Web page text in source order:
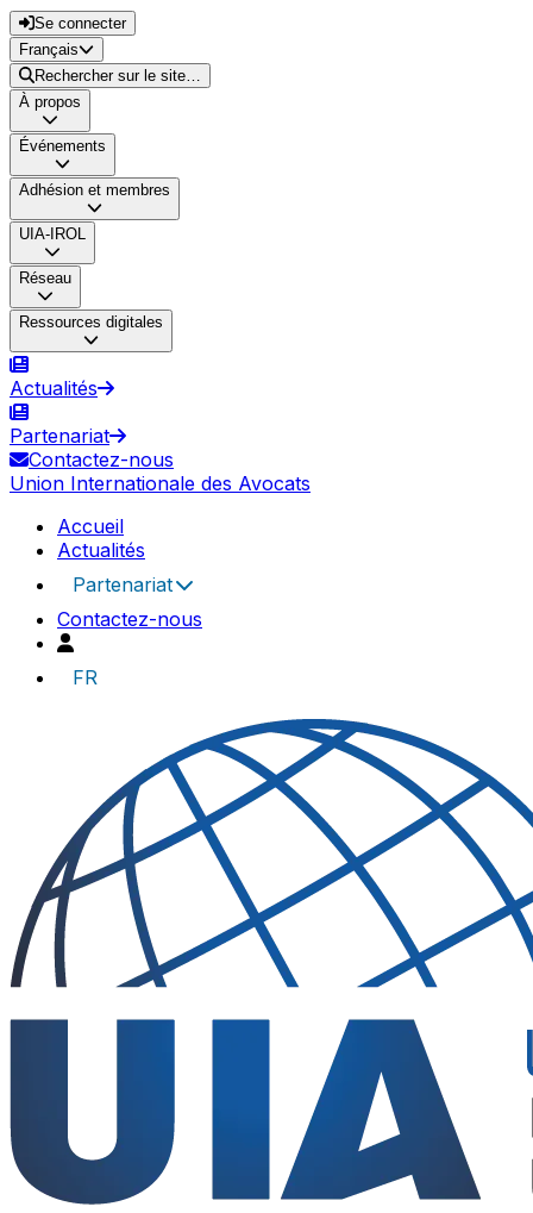
Se connecter
Français
Rechercher sur le site…
À propos
Événements
Adhésion et membres
UIA-IROL
Réseau
Ressources digitales
Actualités
Partenariat
Contactez-nous
Union Internationale des Avocats
Accueil
Actualités
Partenariat
Contactez-nous
FR